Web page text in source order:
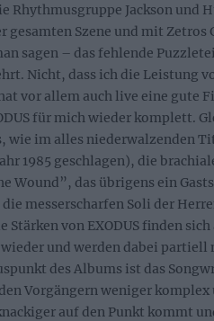
Rhythmusgruppe Jackson und
gesamten Szene und mit Zetros
sagen – das fehlende
Nicht, dass ich die Leistung
vor allem auch live eine gute
für mich wieder komplett.
wie im alles niederwalzenden
1985 geschlagen), die
Wound”, das übrigens ein
messerscharfen Soli der
Stärken von EXODUS finden
und werden dabei partiell
des Albums ist das
Vorgängern weniger
auf den Punkt kommt